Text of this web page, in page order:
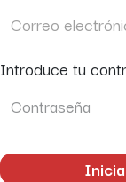
Introduce tu